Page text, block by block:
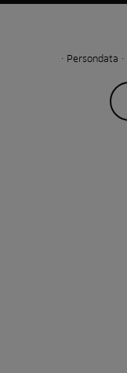
Persondata